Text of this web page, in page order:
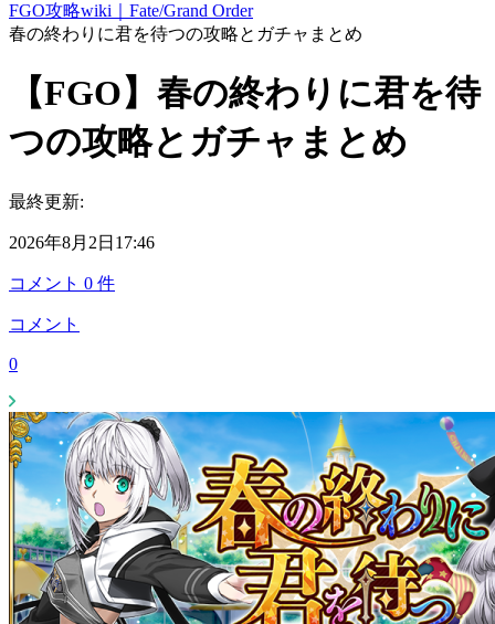
FGO攻略wiki｜Fate/Grand Order
春の終わりに君を待つの攻略とガチャまとめ
【FGO】春の終わりに君を待
つの攻略とガチャまとめ
最終更新:
2026年8月2日17:46
コメント 0 件
コメント
0